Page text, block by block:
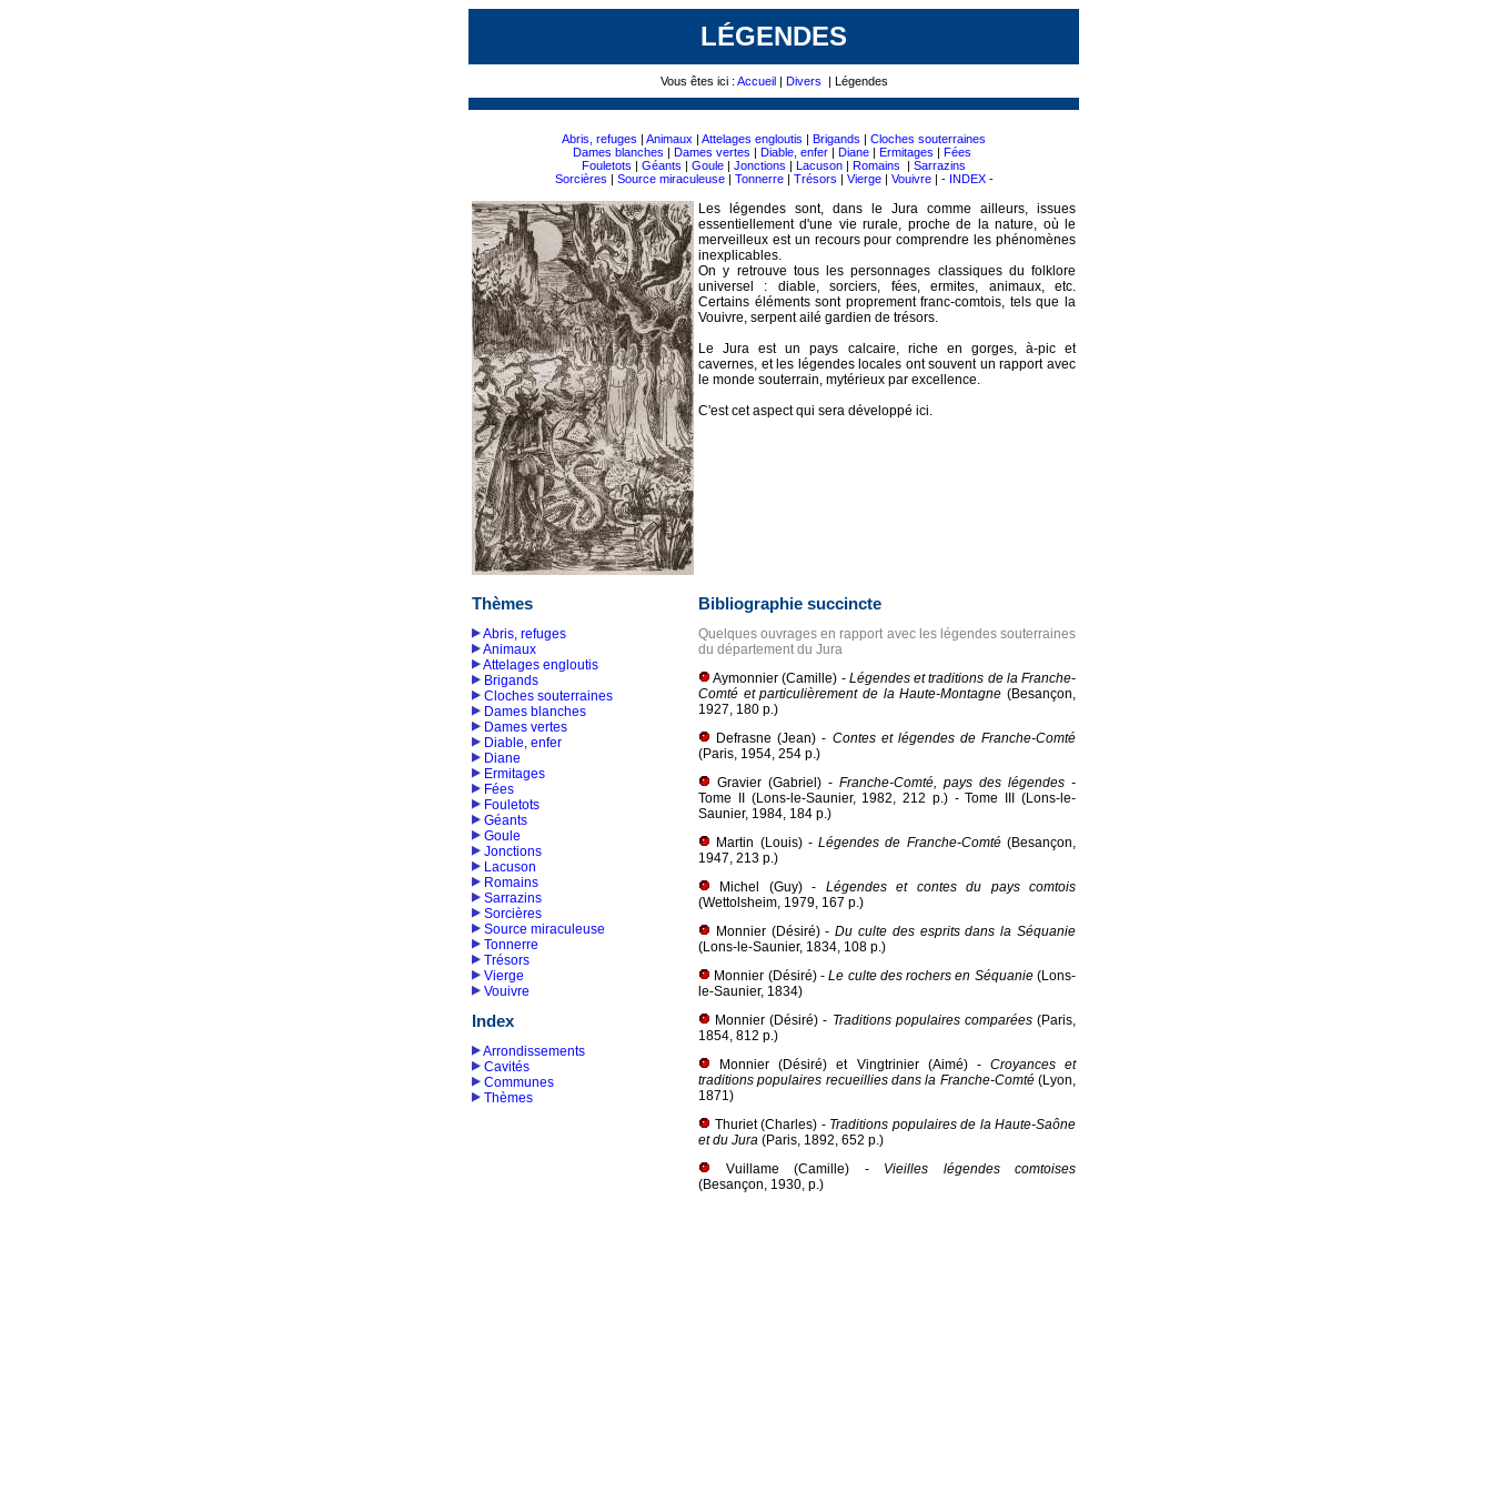
LÉGENDES
Vous êtes ici : Accueil| Divers | Légendes
Abris, refuges | Animaux | Attelages engloutis | Brigands | Cloches souterraines
Dames blanches | Dames vertes | Diable, enfer | Diane | Ermitages | Fées
Fouletots | Géants | Goule | Jonctions | Lacuson | Romains | Sarrazins
Sorcières | Source miraculeuse| Tonnerre| Trésors | Vierge| Vouivre| - INDEX-
Les légendes sont, dans le Jura comme ailleurs, issues
essentiellement d'une vie rurale, proche de la nature, où le
merveilleux est un recours pour comprendre les phénomènes
inexplicables.
On y retrouve tous les personnages classiques du folklore
universel : diable, sorciers, fées, ermites, animaux, etc.
Certains éléments sont proprement franc-comtois, tels que la
Vouivre, serpent ailé gardien de trésors.
Le Jura est un pays calcaire, riche en gorges, à-pic et
cavernes, et les légendes locales ont souvent un rapport avec
le monde souterrain, mytérieux par excellence.
C'est cet aspect qui sera développé ici.
Thèmes
Abris, refuges
Animaux
Attelages engloutis
Brigands
Cloches souterraines
Dames blanches
Dames vertes
Diable, enfer
Diane
Ermitages
Fées
Fouletots
Géants
Goule
Jonctions
Lacuson
Romains
Sarrazins
Sorcières
Source miraculeuse
Tonnerre
Trésors
Vierge
Vouivre
Index
Arrondissements
Cavités
Communes
Thèmes
Bibliographie succincte
Quelques ouvrages en rapport avec les légendes souterraines
du département du Jura
Aymonnier (Camille) - Légendes et traditions de la Franche-
Comté et particulièrement de la Haute-Montagne (Besançon,
1927, 180 p.)
Defrasne (Jean) - Contes et légendes de Franche-Comté
(Paris, 1954, 254 p.)
Gravier (Gabriel) - Franche-Comté, pays des légendes -
Tome II (Lons-le-Saunier, 1982, 212 p.) - Tome III (Lons-le-
Saunier, 1984, 184 p.)
Martin (Louis) -Légendes de Franche-Comté(Besançon,
1947, 213 p.)
Michel (Guy) - Légendes et contes du pays comtois
(Wettolsheim, 1979, 167 p.)
Monnier (Désiré) -Du culte des esprits dans la Séquanie
(Lons-le-Saunier, 1834, 108 p.)
Monnier (Désiré) -Le culte des rochers en Séquanie(Lons-
le-Saunier, 1834)
Monnier (Désiré) - Traditions populaires comparées(Paris,
1854, 812 p.)
Monnier (Désiré) et Vingtrinier (Aimé) - Croyances et
traditions populaires recueillies dans la Franche-Comté(Lyon,
1871)
Thuriet (Charles) - Traditions populaires de la Haute-Saône
et du Jura (Paris, 1892, 652 p.)
Vuillame (Camille) - Vieilles légendes comtoises
(Besançon, 1930, p.)